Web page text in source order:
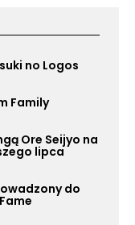
no Logos
Family
Ore Seijyo na
lipca
do